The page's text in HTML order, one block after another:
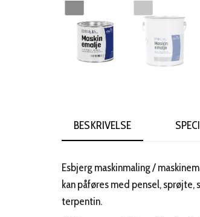
BESKRIVELSE
Esbjerg maskinmaling /
kan påføres med pensel,
terpentin.